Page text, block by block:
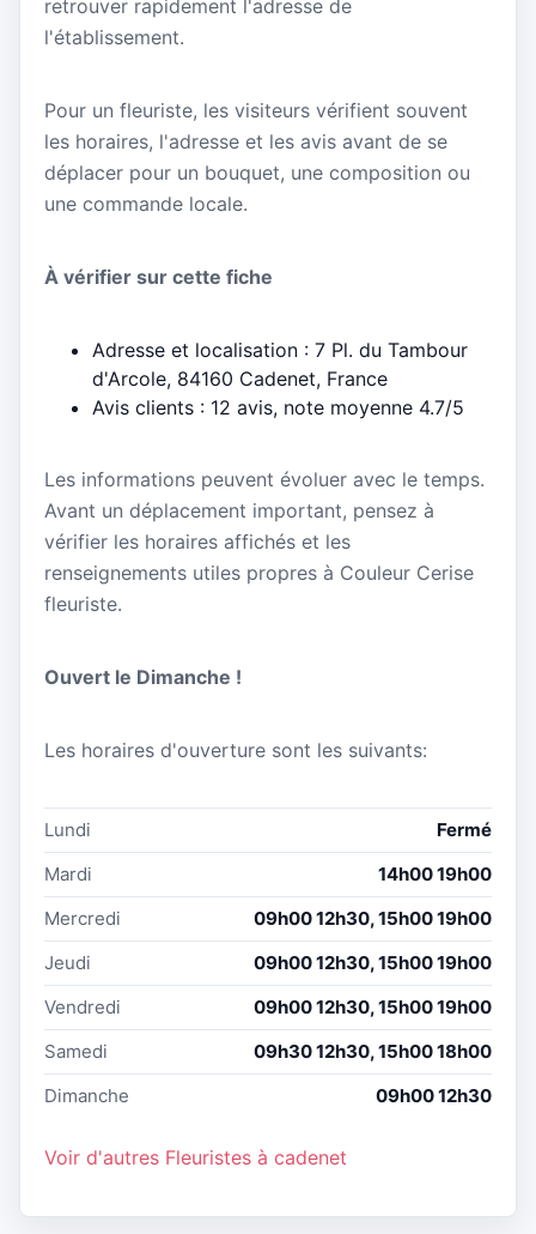
retrouver rapidement l'adresse de
l'établissement.
Pour un fleuriste, les visiteurs vérifient souvent
les horaires, l'adresse et les avis avant de se
déplacer pour un bouquet, une composition ou
une commande locale.
À vérifier sur cette fiche
Adresse et localisation : 7 Pl. du Tambour
d'Arcole, 84160 Cadenet, France
Avis clients : 12 avis, note moyenne 4.7/5
Les informations peuvent évoluer avec le temps.
Avant un déplacement important, pensez à
vérifier les horaires affichés et les
renseignements utiles propres à Couleur Cerise
fleuriste.
Ouvert le Dimanche !
Les horaires d'ouverture sont les suivants:
Lundi
Fermé
Mardi
14h00 19h00
Mercredi
09h00 12h30, 15h00 19h00
Jeudi
09h00 12h30, 15h00 19h00
Vendredi
09h00 12h30, 15h00 19h00
Samedi
09h30 12h30, 15h00 18h00
Dimanche
09h00 12h30
Voir d'autres Fleuristes à cadenet